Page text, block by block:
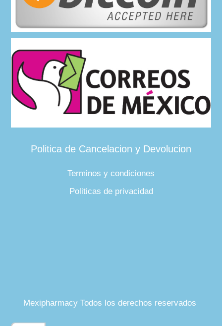
Politica de Cancelacion y Devolucion
Terminos y condiciones
Politicas de privacidad
Mexipharmacy Todos los derechos reservados